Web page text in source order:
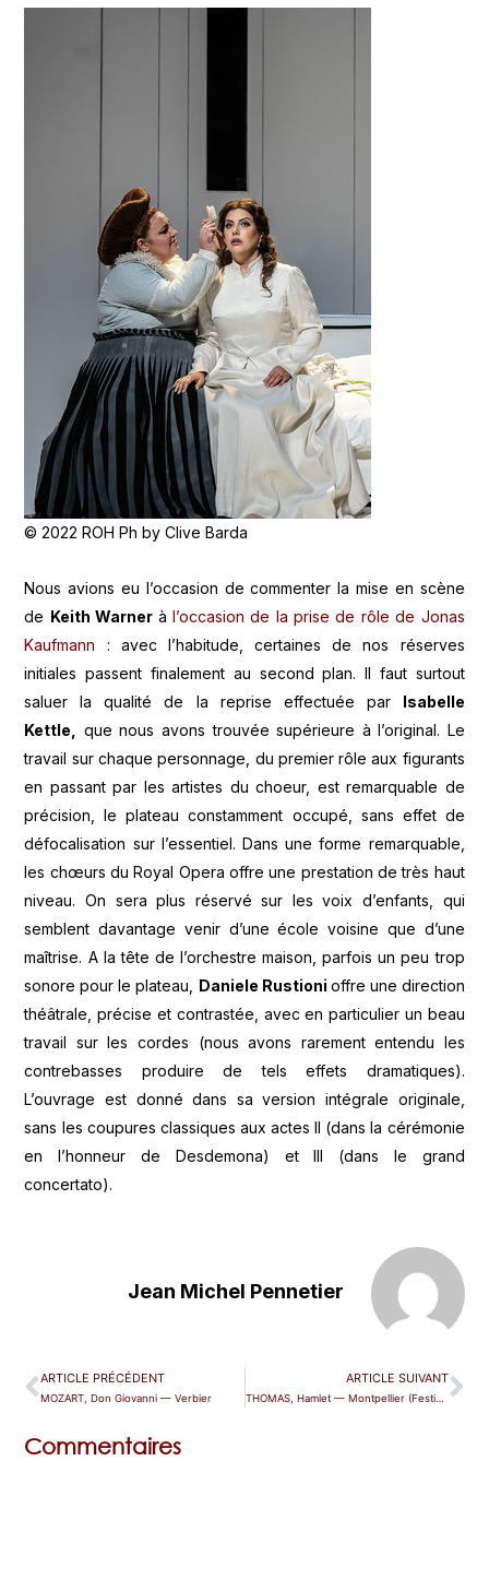
© 2022 ROH Ph by Clive Barda
Nous avions eu l’occasion de commenter la mise en scène
de Keith Warner à l’occasion de la prise de rôle de Jonas
Kaufmann : avec l’habitude, certaines de nos réserves
initiales passent finalement au second plan. Il faut surtout
saluer la qualité de la reprise effectuée par Isabelle
Kettle,
que nous avons trouvée supérieure à l’original. Le
travail sur chaque personnage, du premier rôle aux figurants
en passant par les artistes du choeur, est remarquable de
précision, le plateau constamment occupé, sans effet de
défocalisation sur l’essentiel. Dans une forme remarquable,
les chœurs du Royal Opera offre une prestation de très haut
niveau. On sera plus réservé sur les voix d’enfants, qui
semblent davantage venir d’une école voisine que d’une
maîtrise. A la tête de l’orchestre maison, parfois un peu trop
sonore pour le plateau, Daniele Rustioni offre une direction
théâtrale, précise et contrastée, avec en particulier un beau
travail sur les cordes (nous avons rarement entendu les
contrebasses produire de tels effets dramatiques).
L’ouvrage est donné dans sa version intégrale originale,
sans les coupures classiques aux actes II (dans la cérémonie
en l’honneur de Desdemona) et III (dans le grand
concertato).
Jean Michel Pennetier
ARTICLE PRÉCÉDENT
MOZART, Don Giovanni — Verbier
ARTICLE SUIVANT
THOMAS, Hamlet — Montpellier (Festival)
Commentaires